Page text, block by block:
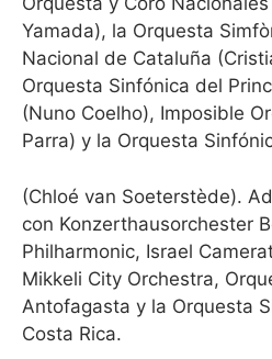
Yamada), la Orquesta
Nacional de Cataluña
Orquesta Sinfónica del
(Nuno Coelho), Imposible
Parra) y la Orquesta
(Chloé van Soeterstède).
con Konzerthausorchester
Philharmonic, Israel
Mikkeli City Orchestra,
Antofagasta y la Orquesta
Costa Rica.